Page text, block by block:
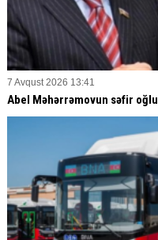
7 Avqust 2026 13:41
Abel Məhərrəmovun səfir oğlu